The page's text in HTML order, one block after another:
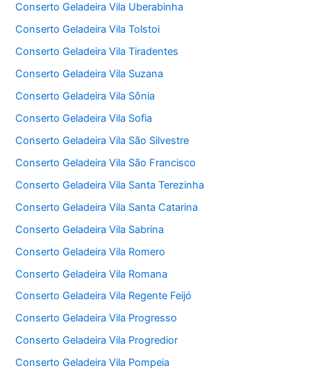
Conserto Geladeira Vila Uberabinha
Conserto Geladeira Vila Tolstoi
Conserto Geladeira Vila Tiradentes
Conserto Geladeira Vila Suzana
Conserto Geladeira Vila Sônia
Conserto Geladeira Vila Sofia
Conserto Geladeira Vila São Silvestre
Conserto Geladeira Vila São Francisco
Conserto Geladeira Vila Santa Terezinha
Conserto Geladeira Vila Santa Catarina
Conserto Geladeira Vila Sabrina
Conserto Geladeira Vila Romero
Conserto Geladeira Vila Romana
Conserto Geladeira Vila Regente Feijó
Conserto Geladeira Vila Progresso
Conserto Geladeira Vila Progredior
Conserto Geladeira Vila Pompeia